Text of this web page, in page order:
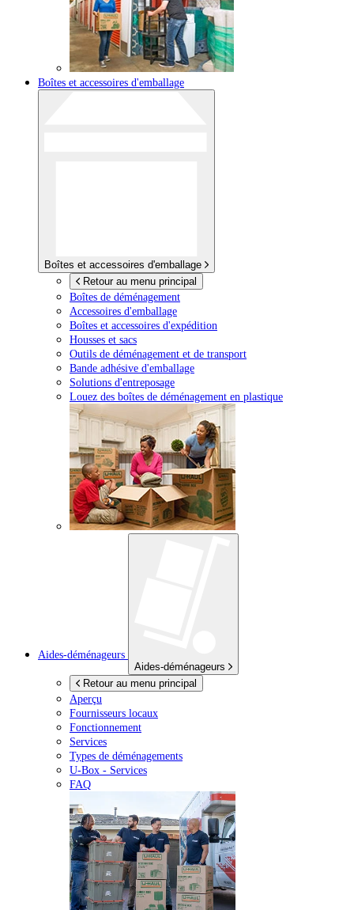
Boîtes et accessoires d'emballage
Boîtes et accessoires d'emballage
Retour au menu principal
Boîtes de déménagement
Accessoires d'emballage
Boîtes et accessoires d'expédition
Housses et sacs
Outils de déménagement et de transport
Bande adhésive d'emballage
Solutions d'entreposage
Louez des boîtes de déménagement en plastique
Aides-déménageurs
Aides-déménageurs
Retour au menu principal
Aperçu
Fournisseurs locaux
Fonctionnement
Services
Types de déménagements
U-Box - Services
FAQ